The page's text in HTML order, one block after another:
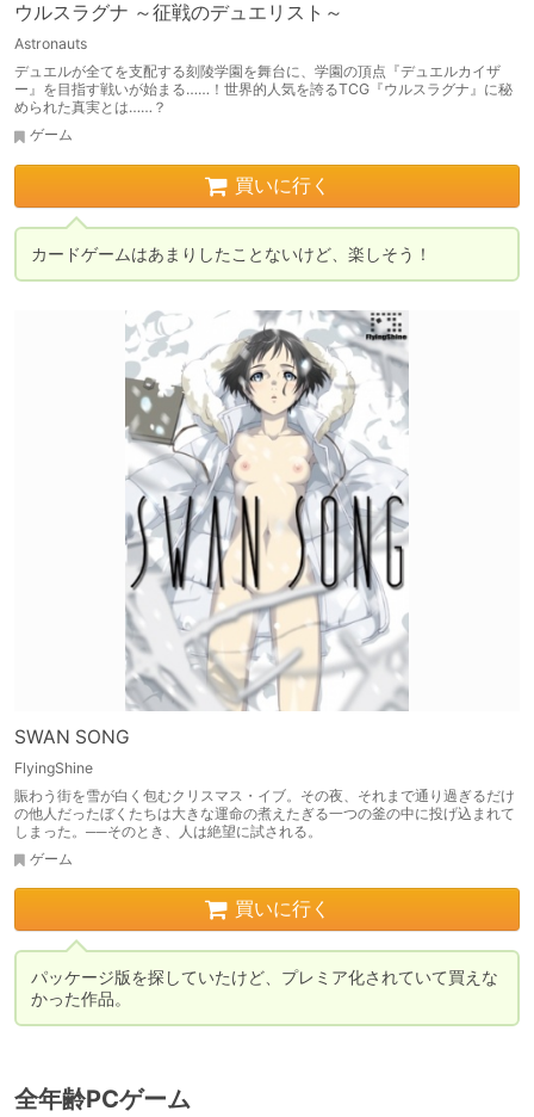
ウルスラグナ ～征戦のデュエリスト～
Astronauts
デュエルが全てを支配する刻陵学園を舞台に、学園の頂点『デュエルカイザ
ー』を目指す戦いが始まる……！世界的人気を誇るTCG『ウルスラグナ』に秘
められた真実とは……？
ゲーム
買いに行く
カードゲームはあまりしたことないけど、楽しそう！
SWAN SONG
FlyingShine
賑わう街を雪が白く包むクリスマス・イブ。その夜、それまで通り過ぎるだけ
の他人だったぼくたちは大きな運命の煮えたぎる一つの釜の中に投げ込まれて
しまった。──そのとき、人は絶望に試される。
ゲーム
買いに行く
パッケージ版を探していたけど、プレミア化されていて買えな
かった作品。
全年齢PCゲーム